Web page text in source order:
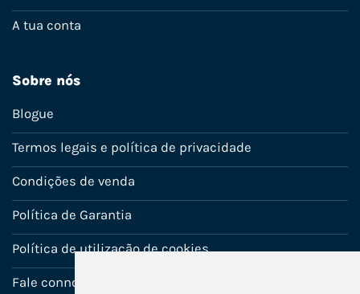
A tua conta
Sobre nós
Blogue
Termos legais e política de privacidade
Condições de venda
Política de Garantia
Política de utilização de cookies
Fale connosco